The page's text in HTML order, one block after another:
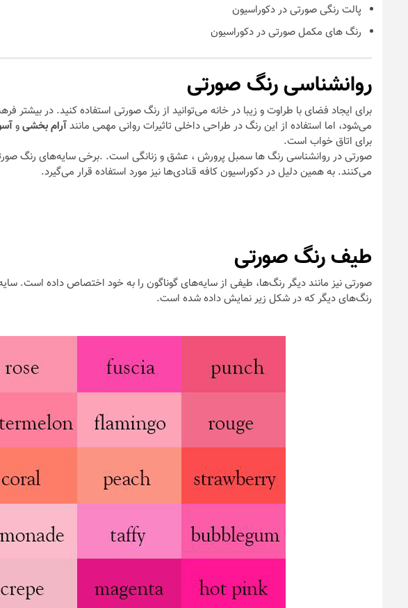
پالت رنگی صورتی در دکوراسیون
رنگ های مکمل صورتی در دکوراسیون
روانشناسی رنگ صورتی
برای ایجاد فضای با طراوت و زیبا در خانه می‌توانید از رنگ صورتی استفاده کنید. در بیشتر
می‌شود، اما استفاده از این رنگ در طراحی داخلی تاثیرات روانی مهمی مانندآرام بخشیو
برای اتاق خواب است.
صورتی در روانشناسی رنگ ها سمبل پرورش ، عشق و زنانگی است. .برخی سایه‌های رنگ
می‌کنند. به همین دلیل در دکوراسیون کافه قنادی‌ها نیز مورد استفاده قرار می‌گیرد.
طیف رنگ صورتی
صورتی نیز مانند دیگر رنگ‌ها، طیفی از سایه‌های گوناگون را به خود اختصاص داده است.
رنگ‌های دیگر که در شکل زیر نمایش داده شده است.